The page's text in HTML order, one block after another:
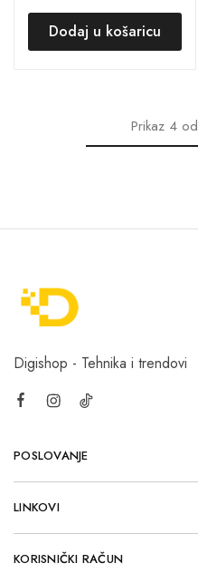
Dodaj u košaricu
Prikaz4 od
Digishop - Tehnika i trendovi
POSLOVANJE
LINKOVI
KORISNIČKI RAČUN